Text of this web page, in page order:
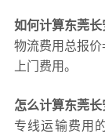
如何计算东莞长
物流费用总报
上门费用。
怎么计算东莞长
专线运输费用